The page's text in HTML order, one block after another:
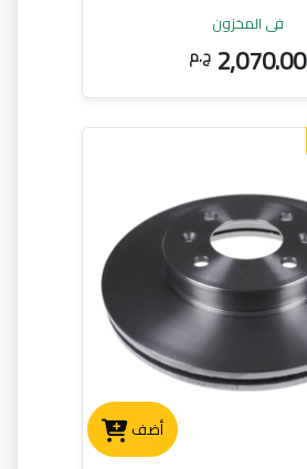
في المخزون
2,070.00 ج.م
أضف